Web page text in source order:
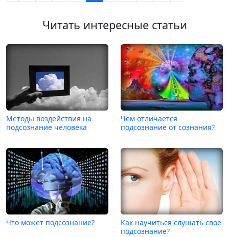
Читать интересные статьи
Методы воздействия на
подсознание человека
Чем отличается
подсознание от сознания?
Что может подсознание?
Как научиться слушать свое
подсознание?